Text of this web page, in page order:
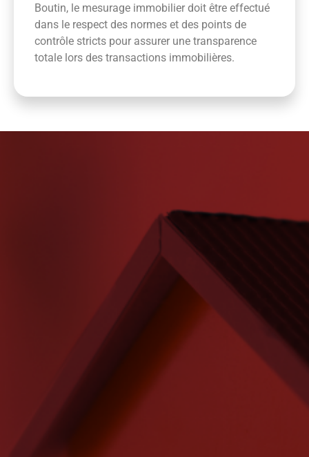
Boutin, le mesurage immobilier doit être effectué
dans le respect des normes et des points de
contrôle stricts pour assurer une transparence
totale lors des transactions immobilières.